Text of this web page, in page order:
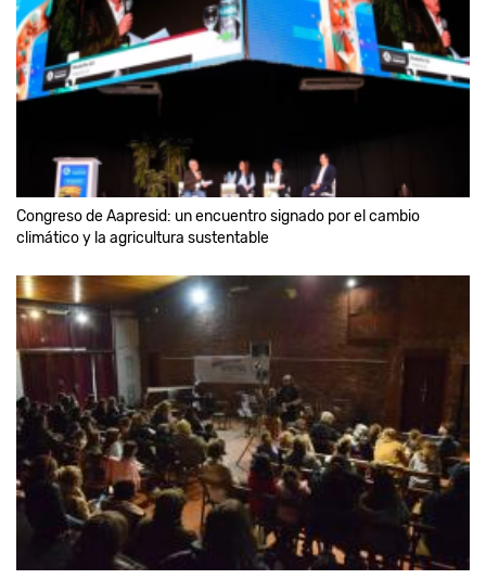
Congreso de Aapresid: un encuentro signado por el cambio
climático y la agricultura sustentable